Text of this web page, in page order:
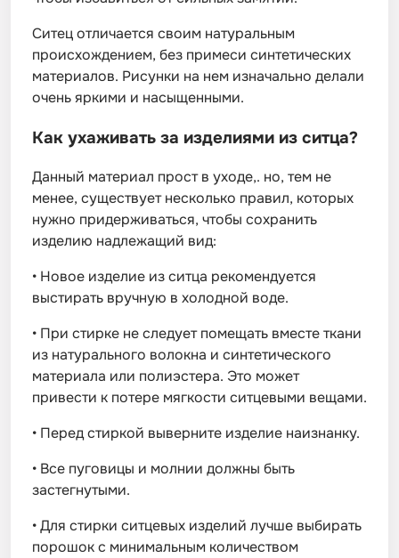
Ситец отличается своим натуральным
происхождением, без примеси синтетических
материалов. Рисунки на нем изначально делали
очень яркими и насыщенными.
Как ухаживать за изделиями из ситца?
Данный материал прост в уходе,. но, тем не
менее, существует несколько правил, которых
нужно придерживаться, чтобы сохранить
изделию надлежащий вид:
• Новое изделие из ситца рекомендуется
выстирать вручную в холодной воде.
• При стирке не следует помещать вместе ткани
из натурального волокна и синтетического
материала или полиэстера. Это может
привести к потере мягкости ситцевыми вещами.
• Перед стиркой выверните изделие наизнанку.
• Все пуговицы и молнии должны быть
застегнутыми.
•Для стирки ситцевых изделий лучше выбирать
порошок с минимальным количеством